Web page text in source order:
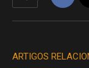
ARTIGOS